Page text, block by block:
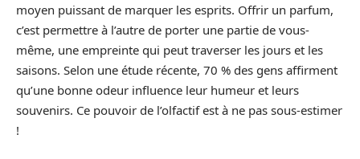
moyen puissant de marquer les esprits. Offrir un parfum,
c’est permettre à l’autre de porter une partie de vous-
même, une empreinte qui peut traverser les jours et les
saisons. Selon une étude récente, 70 % des gens affirment
qu’une bonne odeur influence leur humeur et leurs
souvenirs. Ce pouvoir de l’olfactif est à ne pas sous-estimer
!